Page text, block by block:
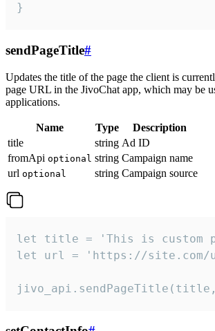
}
sendPageTitle#
Updates the title of the page the client is
page URL in the JivoChat app, which may be
applications.
Name Type
Description
title
string Ad ID
fromApi optional string Campaign name
url optional string Campaign source
let title = 'This is custom
let url = 'https://site.com/